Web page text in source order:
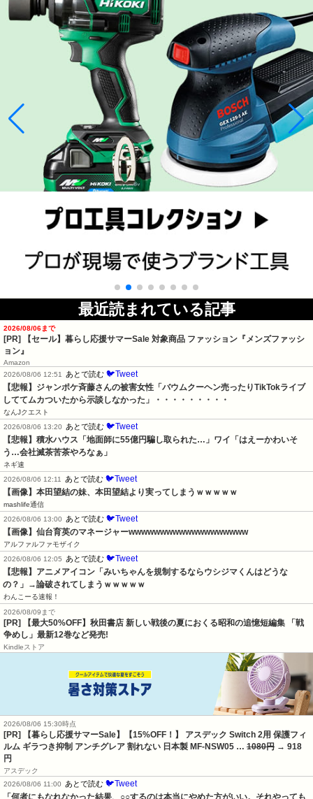
最近読まれている記事
2026/08/06まで
[PR]
【セール】暮らし応援サマーSale 対象商品 ファッション『メンズファッシ
ョン』
Amazon
2026/08/06 12:51
あとで読む 🐦Tweet
【悲報】ジャンポケ斉藤さんの被害女性「バウムクーヘン売ったりTikTokライブ
しててムカついたから示談しなかった」・・・・・・・・・
なんJクエスト
2026/08/06 13:20
あとで読む 🐦Tweet
【悲報】積水ハウス「地面師に55億円騙し取られた…」ワイ「はえーかわいそ
う…会社滅茶苦茶やろなぁ」
ネギ速
2026/08/06 12:11
あとで読む 🐦Tweet
【画像】本田望結の妹、本田望結より実ってしまうｗｗｗｗｗ
mashlife通信
2026/08/06 13:00
あとで読む 🐦Tweet
【画像】仙台育英のマネージャーwwwwwwwwwwwwwwwwwww
アルファルファモザイク
2026/08/06 12:05
あとで読む 🐦Tweet
【悲報】アニメアイコン「みいちゃんを規制するならウシジマくんはどうな
の？」→論破されてしまうｗｗｗｗｗ
わんこーる速報！
2026/08/09まで
[PR] 【最大50%OFF】秋田書店 新しい戦後の夏におくる昭和の追憶短編集 「戦
争めし」最新12巻など発売!
Kindleストア
2026/08/06 15:30時点
[PR] 【暮らし応援サマーSale】【15%OFF！】 アスデック Switch 2用 保護フィ
ルム ギラつき抑制 アンチグレア 割れない 日本製 MF-NSW05 … 1080円 → 918
円
アスデック
2026/08/06 11:00
あとで読む 🐦Tweet